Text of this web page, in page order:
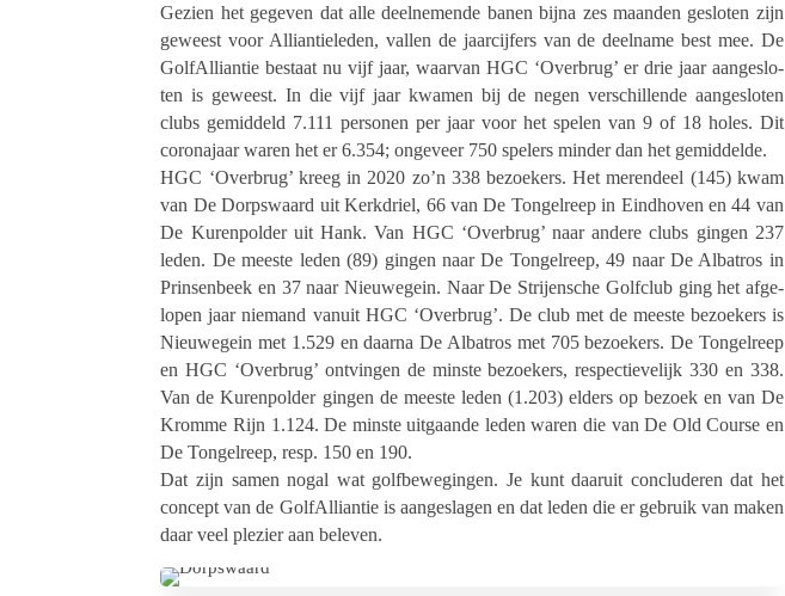
Gezien het gegeven dat alle deel­ne­mende banen bijna zes maanden geslo­ten zijn
geweest voor Alli­an­tie­le­den, vallen de jaar­cij­fers van de deel­name best mee. De
GolfAl­li­an­tie bestaat nu vijf jaar, waarvan HGC ‘Overbrug’ er drie jaar aange­slo­
ten is geweest. In die vijf jaar kwamen bij de negen verschil­lende aange­slo­ten
clubs gemid­deld 7.111 perso­nen per jaar voor het spelen van 9 of 18 holes. Dit
coro­na­jaar waren het er 6.354; onge­veer 750 spelers minder dan het gemiddelde.
HGC ‘Overbrug’ kreeg in 2020 zo’n 338 bezoe­kers. Het meren­deel (145) kwam
van De Dorps­waard uit Kerk­driel, 66 van De Tongel­reep in Eind­ho­ven en 44 van
De Kuren­pol­der uit Hank. Van HGC ‘Overbrug’ naar andere clubs gingen 237
leden. De meeste leden (89) gingen naar De Tongel­reep, 49 naar De Alba­tros in
Prin­sen­beek en 37 naar Nieu­we­gein. Naar De Strij­en­sche Golf­club ging het afge­
lo­pen jaar niemand vanuit HGC ‘Overbrug’. De club met de meeste bezoe­kers is
Nieu­we­gein met 1.529 en daarna De Alba­tros met 705 bezoe­kers. De Tongel­reep
en HGC ‘Overbrug’ ontvin­gen de minste bezoe­kers, respec­tie­ve­lijk 330 en 338.
Van de Kuren­pol­der gingen de meeste leden (1.203) elders op bezoek en van De
Kromme Rijn 1.124. De minste uitgaande leden waren die van De Old Course en
De Tongel­reep, resp. 150 en 190.
Dat zijn samen nogal wat golf­be­we­gin­gen. Je kunt daaruit conclu­de­ren dat het
concept van de GolfAl­li­an­tie is aange­sla­gen en dat leden die er gebruik van maken
daar veel plezier aan beleven.